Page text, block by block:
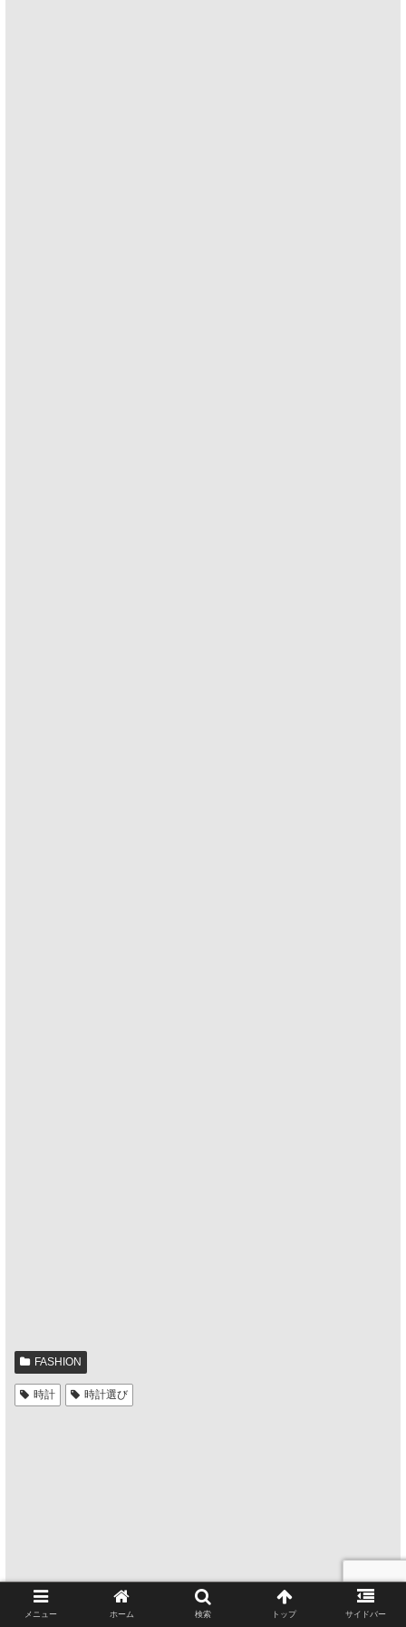
FASHION
時計 時計選び
メニュー ホーム 検索 トップ サイドバー